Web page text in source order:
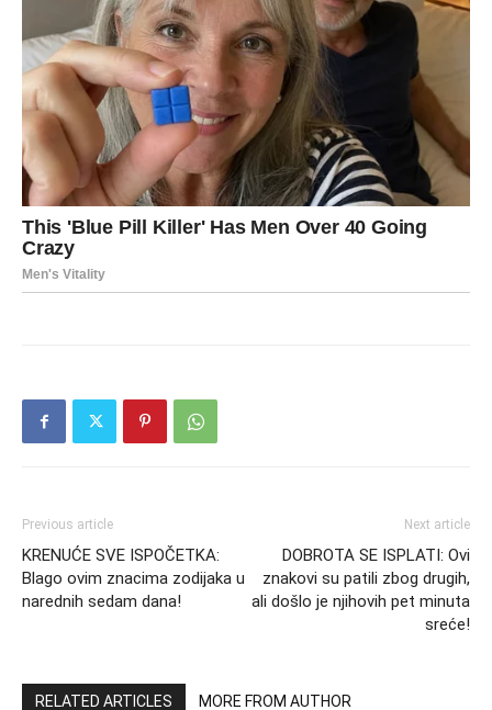
Previous article
KRENUĆE SVE ISPOČETKA:
Blago ovim znacima zodijaka u
narednih sedam dana!
Next article
DOBROTA SE ISPLATI: Ovi
znakovi su patili zbog drugih,
ali došlo je njihovih pet minuta
sreće!
RELATED ARTICLES MORE FROM AUTHOR